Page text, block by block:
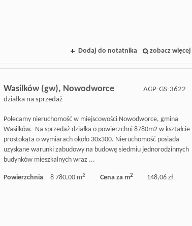
Dodaj do notatnika zobacz więcej
Wasilków (gw), Nowodworce
działka na sprzedaż
AGP-GS-3622
Polecamy nieruchomość w miejscowości Nowodworce, gmina
Wasilków. Na sprzedaż działka o powierzchni 8780m2 w kształcie
prostokąta o wymiarach około 30x300. Nieruchomość posiada
uzyskane warunki zabudowy na budowę siedmiu jednorodzinnych
budynków mieszkalnych wraz ...
Powierzchnia 8 780,00 m2 Cena za m2 148,06 zł